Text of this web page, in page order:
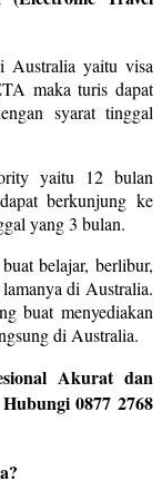
Australia yaitu visa
maka turis dapat
syarat tinggal
yaitu 12 bulan
berkunjung ke
yang 3 bulan.
belajar, berlibur,
di Australia.
buat menyediakan
di Australia.
Akurat dan
0877 2768